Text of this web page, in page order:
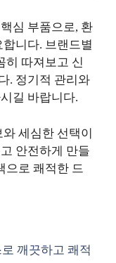
심 부품으로, 환
니다. 브랜드별
히 따져보고 신
. 정기적 관리와
길 바랍니다.
세심한 선택이
안전하게 만들
으로 쾌적한 드
깨끗하고 쾌적